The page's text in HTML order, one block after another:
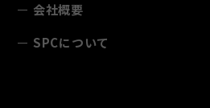
会社概要
SPCについて